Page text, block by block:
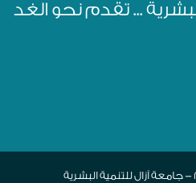
... تقدم نحو الغد